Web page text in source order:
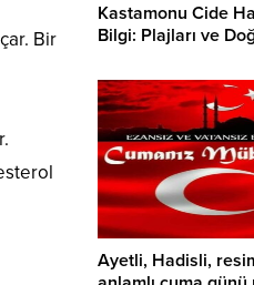
Bir
Kastamonu Cide
Bilgi: Plajları ve
Ayetli, Hadisli,